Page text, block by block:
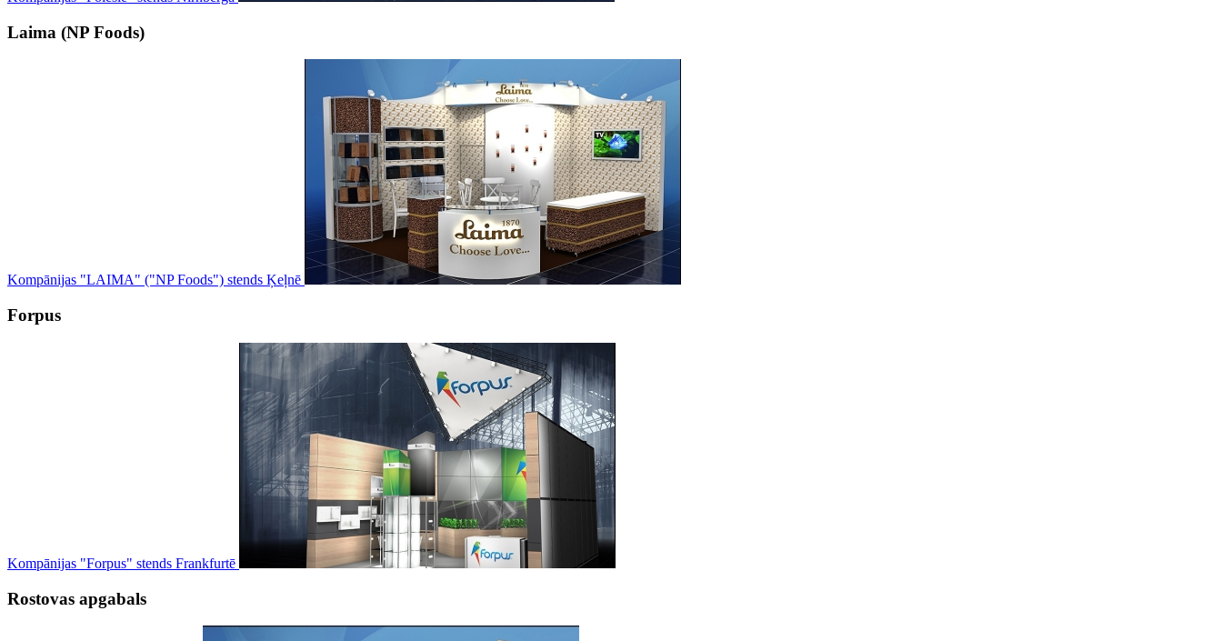
Laima (NP Foods)
Kompānijas "LAIMA" ("NP Foods") stends Ķeļnē
Forpus
Kompānijas "Forpus" stends Frankfurtē
Rostovas apgabals